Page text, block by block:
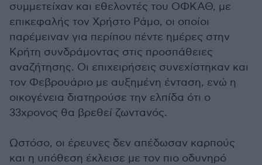
συμμετείχαν και εθελοντές του ΟΦΚΑΘ, με
επικεφαλής τον Χρήστο Ράμο, οι οποίοι
παρέμειναν για περίπου πέντε ημέρες στην
Κρήτη συνδράμοντας στις προσπάθειες
αναζήτησης. Οι επιχειρήσεις συνεχίστηκαν και
τον Φεβρουάριο με αυξημένη ένταση, ενώ η
οικογένεια διατηρούσε την ελπίδα ότι ο
33χρονος θα βρεθεί ζωντανός.
Ωστόσο, οι έρευνες δεν απέδωσαν καρπούς
και η υπόθεση έκλεισε με τον πιο οδυνηρό